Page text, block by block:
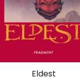
Eldest